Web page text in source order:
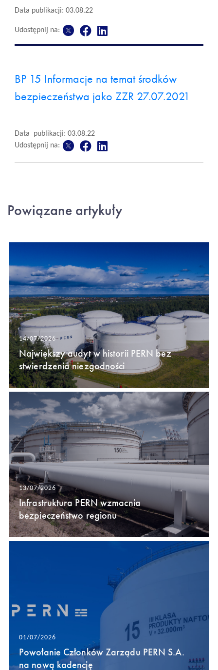
Data publikacji: 03.08.22
Udostępnij na:
BP 15 Informacje na temat środków
bezpieczeństwa jako ZZR 27.07.2021
Data publikacji: 03.08.22
Udostępnij na:
Powiązane artykuły
14/07/2026
Największy audyt w historii PERN bez
stwierdzenia niezgodności
13/07/2026
Infrastruktura PERN wzmacnia
bezpieczeństwo regionu
01/07/2026
Powołanie Członków Zarządu PERN S.A.
na nową kadencję